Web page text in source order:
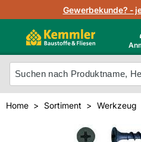
Gewerbekunde? -
Lagerbestand in Echtzeit
Nutzerverwaltung
Photovoltaik Konfigurator
Neu im Onlineshop?
Mein Konto
Kunden kauften auch
Home Sortiment Werkzeug